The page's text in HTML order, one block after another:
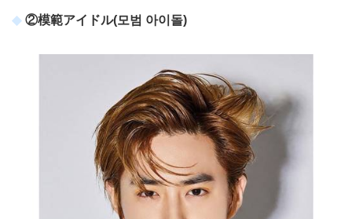
②模範アイドル(모범 아이돌)